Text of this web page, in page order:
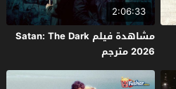
2:06:33
مشاهدة فيلم Satan: The Dark
2026 مترجم